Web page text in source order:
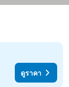
ดูราคา